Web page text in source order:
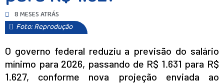
8 MESES ATRÁS
Foto: Reprodução
O governo federal reduziu a previsão do salário
mínimo para 2026, passando de R$ 1.631 para R$
1.627, conforme nova projeção enviada ao